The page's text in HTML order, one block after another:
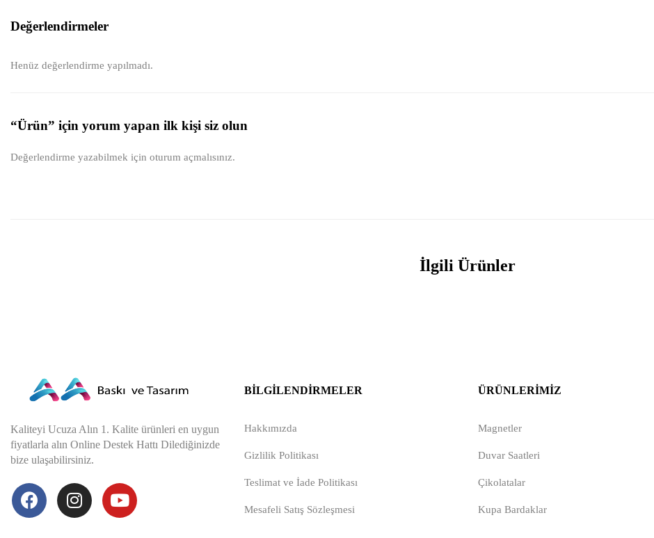
Değerlendirmeler
Henüz değerlendirme yapılmadı.
“Ürün” için yorum yapan ilk kişi siz olun
Değerlendirme yazabilmek için oturum açmalısınız.
İlgili Ürünler
Kaliteyi Ucuza Alın 1. Kalite ürünleri en uygun
fiyatlarla alın Online Destek Hattı Dilediğinizde
bize ulaşabilirsiniz.
BILGILENDIRMELER
Hakkımızda
Gizlilik Politikası
Teslimat ve İade Politikası
Mesafeli Satış Sözleşmesi
ÜRÜNLERIMIZ
Magnetler
Duvar Saatleri
Çikolatalar
Kupa Bardaklar